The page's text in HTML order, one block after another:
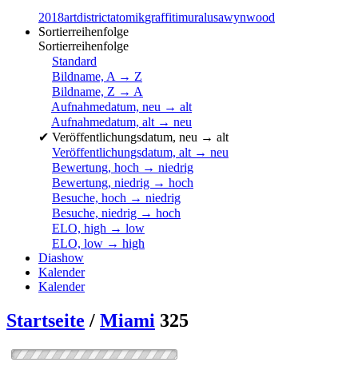
2018artdistrictatomikgraffitimuralusawynwood
Sortierreihenfolge
Sortierreihenfolge
Standard
Bildname, A → Z
Bildname, Z → A
Aufnahmedatum, neu → alt
Aufnahmedatum, alt → neu
✔ Veröffentlichungsdatum, neu → alt
Veröffentlichungsdatum, alt → neu
Bewertung, hoch → niedrig
Bewertung, niedrig → hoch
Besuche, hoch → niedrig
Besuche, niedrig → hoch
ELO, high → low
ELO, low → high
Diashow
Kalender
Kalender
Startseite / Miami 325